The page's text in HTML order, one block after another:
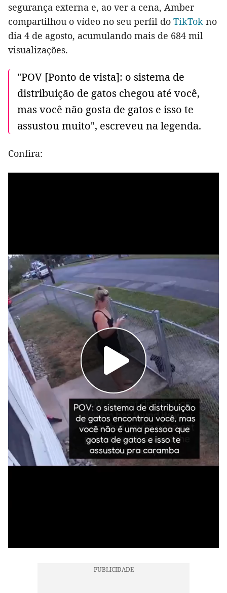
segurança externa e, ao ver a cena, Amber
compartilhou o vídeo no seu perfil do TikTok no
dia 4 de agosto, acumulando mais de 684 mil
visualizações.
"POV [Ponto de vista]: o sistema de
distribuição de gatos chegou até você,
mas você não gosta de gatos e isso te
assustou muito", escreveu na legenda.
Confira: